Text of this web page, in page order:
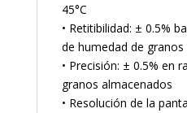
45°C
• Retitibilidad: ± 0.5%
de humedad de
• Precisión: ± 0.5% en
granos almacenados
• Resolución de la